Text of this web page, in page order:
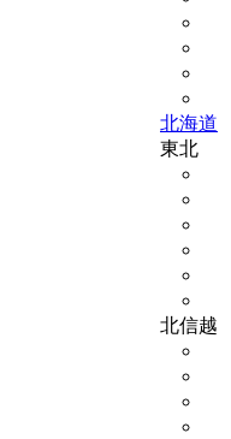
北海道
東北
北信越